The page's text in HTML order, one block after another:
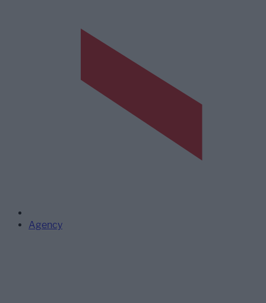
Agency